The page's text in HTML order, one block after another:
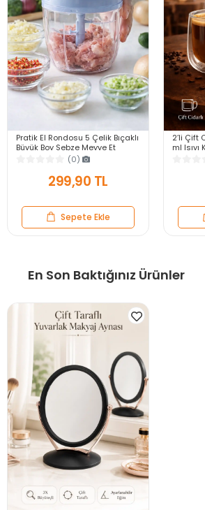
Pratik El Rondosu 5 Çelik Bıçaklı
Büyük Boy Sebze Meyve Et
Soğan Doğrayıcı Blender Rende
(0)
299,90 TL
Sepete Ekle
2’li Çift
ml
En Son Baktığınız Ürünler